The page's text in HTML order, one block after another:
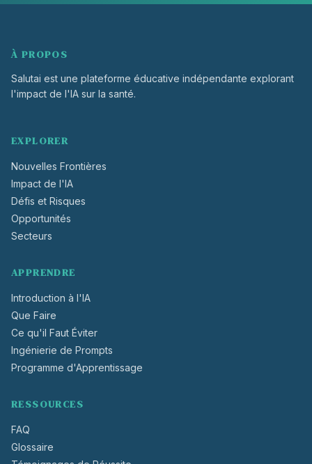
À PROPOS
Salutai est une plateforme éducative indépendante explorant
l'impact de l'IA sur la santé.
EXPLORER
Nouvelles Frontières
Impact de l'IA
Défis et Risques
Opportunités
Secteurs
APPRENDRE
Introduction à l'IA
Que Faire
Ce qu'il Faut Éviter
Ingénierie de Prompts
Programme d'Apprentissage
RESSOURCES
FAQ
Glossaire